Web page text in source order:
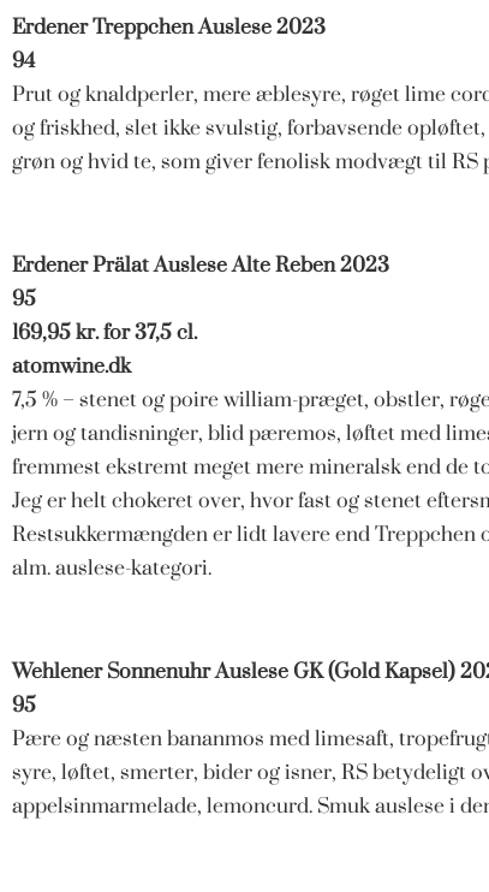
Erdener Treppchen Auslese 2023
94
Prut og knaldperler, mere æblesyre, røget lime
og friskhed, slet ikke svulstig, forbavsende
grøn og hvid te, som giver fenolisk modvægt til RS
Erdener Prälat Auslese Alte Reben 2023
95
169,95 kr. for 37,5 cl.
atomwine.dk
7,5 % – stenet og poire william-præget, obstler,
jern og tandisninger, blid pæremos, løftet med
fremmest ekstremt meget mere mineralsk end de
Jeg er helt chokeret over, hvor fast og stenet
Restsukkermængden er lidt lavere end Treppchen
alm. auslese-kategori.
Wehlener Sonnenuhr Auslese GK (Gold Kapsel)
95
Pære og næsten bananmos med limesaft,
syre, løftet, smerter, bider og isner, RS betydeligt
appelsinmarmelade, lemoncurd. Smuk auslese i